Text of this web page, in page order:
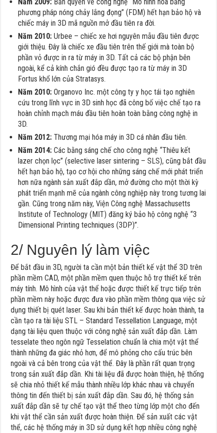
phương pháp nóng chảy lắng đọng” (FDM) hết hạn bảo hộ và
chiếc máy in 3D mã nguồn mở đầu tiên ra đời.
Năm 2010: Urbee – chiếc xe hơi nguyên mẫu đầu tiên được
giới thiệu. Đây là chiếc xe đầu tiên trên thế giới mà toàn bộ
phần vỏ được in ra từ máy in 3D. Tất cả các bộ phận bên
ngoài, kể cả kính chắn gió đều được tạo ra từ máy in 3D
Fortus khổ lớn của Stratasys.
Năm 2010: Organovo Inc. một công ty y học tái tạo nghiên
cứu trong lĩnh vực in 3D sinh học đã công bố việc chế tạo ra
hoàn chỉnh mạch máu đầu tiên hoàn toàn bằng công nghệ in
3D.
Năm 2012: Thương mại hóa máy in 3D cá nhân đầu tiên.
Năm 2014: Các bằng sáng chế cho công nghệ “Thiêu kết
lazer chọn lọc” (selective laser sintering – SLS), cũng bắt đầu
hết hạn bảo hộ, tạo cơ hội cho những sáng chế mới phát triển
hơn nữa ngành sản xuất đắp dần, mở đường cho một thời kỳ
phát triển mạnh mẽ của ngành công nghiệp này trong tương lai
gần. Cũng trong năm này, Viện Công nghệ Massachusetts
Institute of Technology (MIT) đăng ký bảo hộ công nghệ “3
Dimensional Printing techniques (3DP)”.
2/ Nguyên lý làm việc
Để bắt đầu in 3D, người ta cần một bản thiết kế vật thể 3D trên
phần mềm CAD, một phần mềm quen thuộc hỗ trợ thiết kế trên
máy tính. Mô hình của vật thể hoặc được thiết kế trực tiếp trên
phần mềm này hoặc được đưa vào phần mềm thông qua việc sử
dụng thiết bị quét laser. Sau khi bản thiết kế được hoàn thành, ta
cần tạo ra tài liệu STL – Standard Tessellation Language, một
dạng tài liệu quen thuộc với công nghệ sản xuất đắp dần. Làm
tesselate theo ngôn ngữ Tesselation chuẩn là chia một vật thể
thành những đa giác nhỏ hơn, để mô phỏng cho cấu trúc bên
ngoài và cả bên trong của vật thể. Đây là phần rất quan trọng
trong sản xuất đắp dần. Khi tài liệu đã được hoàn thiện, hệ thống
sẽ chia nhỏ thiết kế mẫu thành nhiều lớp khác nhau và chuyển
thông tin đến thiết bị sản xuất đắp dần. Sau đó, hệ thống sản
xuất đắp dần sẽ tự chế tạo vật thể theo từng lớp một cho đến
khi vật thể cần sản xuất được hoàn thiện. Để sản xuất các vật
thể, các hệ thống máy in 3D sử dụng kết hợp nhiều công nghệ